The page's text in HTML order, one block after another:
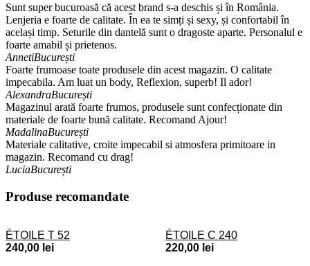
Sunt super bucuroasă că acest brand s-a deschis și în România.
Lenjeria e foarte de calitate. În ea te simți și sexy, și confortabil în
același timp. Seturile din dantelă sunt o dragoste aparte. Personalul e
foarte amabil și prietenos.
AnnetiBucurești
Foarte frumoase toate produsele din acest magazin. O calitate
impecabila. Am luat un body, Reflexion, superb! Il ador!
AlexandraBucurești
Magazinul arată foarte frumos, produsele sunt confecționate din
materiale de foarte bună calitate. Recomand Ajour!
MadalinaBucurești
Materiale calitative, croite impecabil si atmosfera primitoare in
magazin. Recomand cu drag!
LuciaBucurești
Produse recomandate
ÉTOILE T 52
240,00 lei
ÉTOILE C 240
220,00 lei